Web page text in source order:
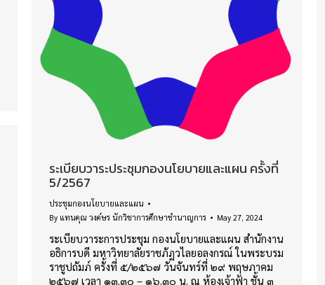
ระเบียบวาระประชุมกองนโยบายและแผน ครั้งที่
5/2567
ประชุมกองนโยบายและแผน
By แทนคุณ วงค์ษร นักวิชาการศึกษาชำนาญการ May 27, 2024
ระเบียบวาระการประชุม กองนโยบายและแผน สำนักงาน
อธิการบดี มหาวิทยาลัยราชภัฏวไลยอลงกรณ์ ในพระบรม
ราชูปถัมภ์ ครั้งที่ ๕/๒๕๖๗ วันจันทร์ที่ ๒๙ พฤษภาคม
๒๕๖๗ เวลา ๑๓.๓๐ – ๑๖.๓๐ น. ณ ห้องเจ้าฟ้า ชั้น ๓